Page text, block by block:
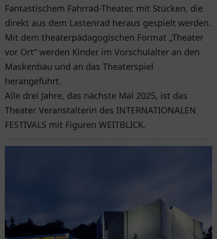
Fantastischem Fahrrad-Theater, mit Stücken, die
direkt aus dem Lastenrad heraus gespielt werden.
Mit dem theaterpädagogischen Format „Theater
vor Ort“ werden Kinder im Vorschulalter an den
Maskenbau und an das Theaterspiel
herangeführt.
Alle drei Jahre, das nächste Mal 2025, ist das
Theater Veranstalterin des INTERNATIONALEN
FESTIVALS mit Figuren WEITBLICK.